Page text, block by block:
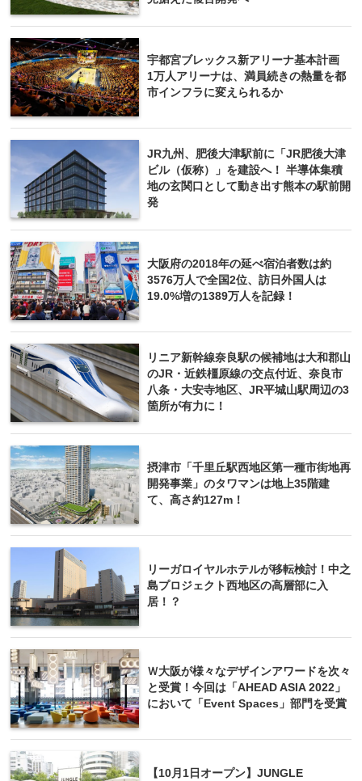
宇都宮ブレックス新アリーナ基本計画
1万人アリーナは、満員続きの熱量を都
市インフラに変えられるか
JR九州、肥後大津駅前に「JR肥後大津
ビル（仮称）」を建設へ！ 半導体集積
地の玄関口として動き出す熊本の駅前開
発
大阪府の2018年の延べ宿泊者数は約
3576万人で全国2位、訪日外国人は
19.0%増の1389万人を記録！
リニア新幹線奈良駅の候補地は大和郡山
のJR・近鉄橿原線の交点付近、奈良市
八条・大安寺地区、JR平城山駅周辺の3
箇所が有力に！
摂津市「千里丘駅西地区第一種市街地再
開発事業」のタワマンは地上35階建
て、高さ約127m！
リーガロイヤルホテルが移転検討！中之
島プロジェクト西地区の高層部に入
居！？
Ｗ大阪が様々なデザインアワードを次々
と受賞！今回は「AHEAD ASIA 2022」
において「Event Spaces」部門を受賞
【10月1日オープン】JUNGLE